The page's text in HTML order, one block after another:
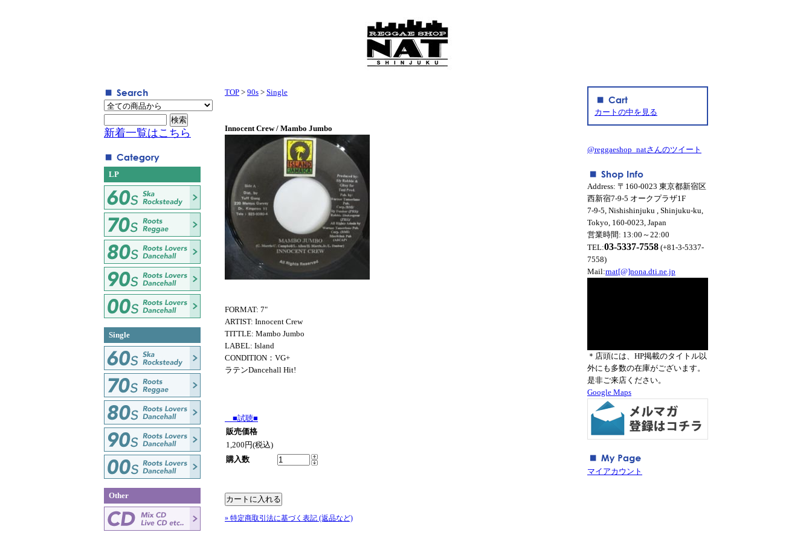
TOP > 90s > Single
Innocent Crew / Mambo Jumbo
FORMAT: 7"
ARTIST: Innocent Crew
TITTLE: Mambo Jumbo
LABEL: Island
CONDITION：VG+
ラテンDancehall Hit!
■試聴■
販売価格
1,200円(税込)
購入数
» 特定商取引法に基づく表記 (返品など)
新着一覧はこちら
LP
Single
Other
カートの中を見る
@reggaeshop_natさんのツイート
Address: 〒160-0023 東京都新宿区
西新宿7-9-5 オークプラザ1F
7-9-5, Nishishinjuku , Shinjuku-ku,
Tokyo, 160-0023, Japan
営業時間: 13:00～22:00
TEL:03-5337-7558 (+81-3-5337-
7558)
Mail:rnat[@]nona.dti.ne.jp
＊店頭には、HP掲載のタイトル以
外にも多数の在庫がございます。
是非ご来店ください。
Google Maps
マイアカウント